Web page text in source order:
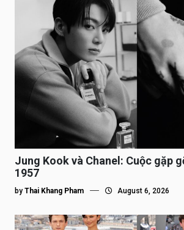
Jung Kook và Chanel: Cuộc gặp
1957
by Thai Khang Pham August 6, 2026